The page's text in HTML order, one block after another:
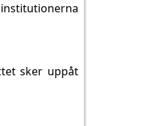
sker uppåt